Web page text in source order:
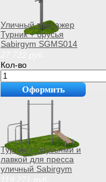
Уличный тренажер
Турник + брусья
Sabirgym SGMS014
Кол-во
Оформить
покупку
Турник с брусьями и
лавкой для пресса
уличный Sabirgym